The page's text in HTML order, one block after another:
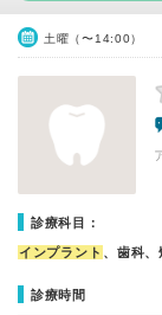
土曜（〜14:00）
診療科目：
インプラント 、歯科
診療時間